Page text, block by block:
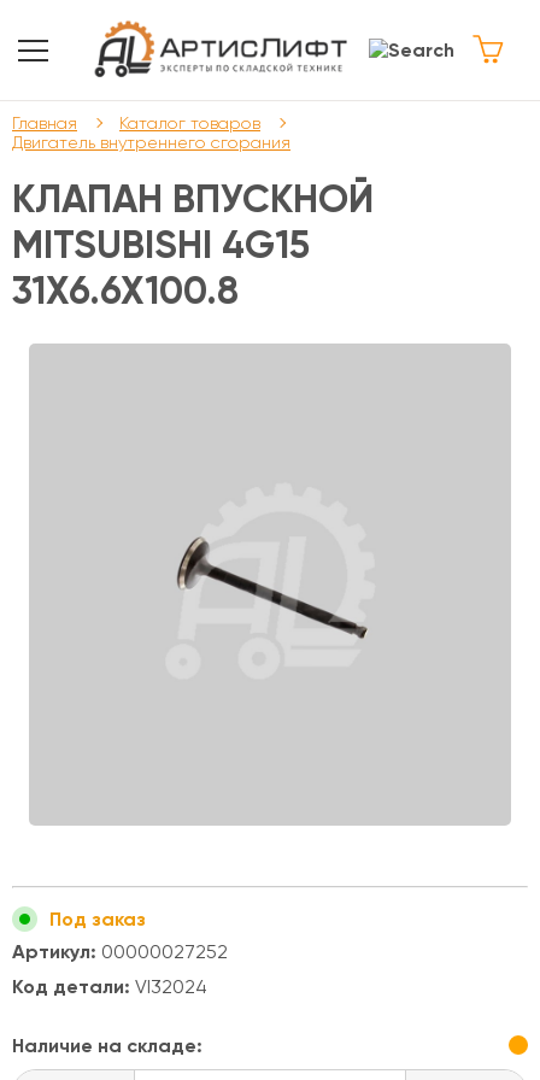
Главная
Каталог товаров
Двигатель внутреннего сгорания
КЛАПАН ВПУСКНОЙ
MITSUBISHI 4G15
31X6.6X100.8
Под заказ
Артикул: 00000027252
Код детали: VI32024
Наличие на складе: